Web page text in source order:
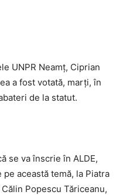
UNPR Neamţ, Ciprian
a fost votată, marţi, în
de la statut.
se va înscrie în ALDE,
această temă, la Piatra
Popescu Tăriceanu,